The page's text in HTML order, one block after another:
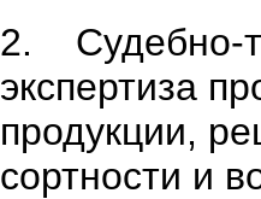
2. Судебно-
экспертиза
продукции,
сортности и